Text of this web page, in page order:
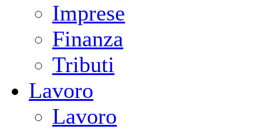
Imprese
Finanza
Tributi
Lavoro
Lavoro